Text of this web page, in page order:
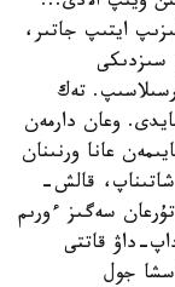
ايتىپ جاتىر،
سىزدىكى
تەك
وعان دارمەن
عانا ورنىنان
قالش-
سەگىز ءورىم
داۋ قاتتى
جول